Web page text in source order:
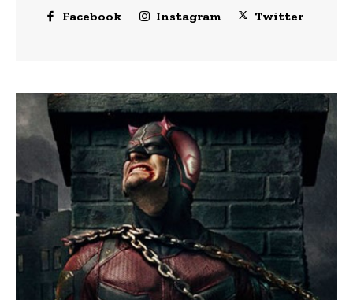
Facebook Instagram Twitter